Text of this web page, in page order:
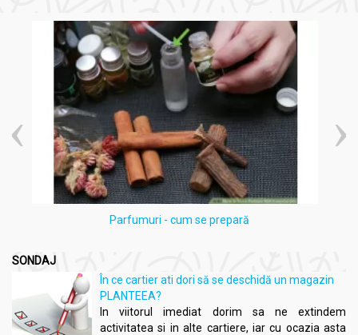
Parfumuri - cum se prepară
SONDAJ
În ce cartier ati dori să se deschidă un magazin
PLANTEEA?
In viitorul imediat dorim sa ne extindem
activitatea si in alte cartiere, iar cu ocazia asta